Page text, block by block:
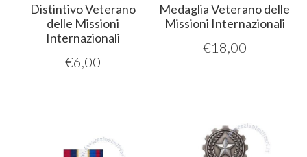
Distintivo Veterano
delle Missioni
Internazionali
€6,00
Medaglia Veterano delle
Missioni Internazionali
€18,00